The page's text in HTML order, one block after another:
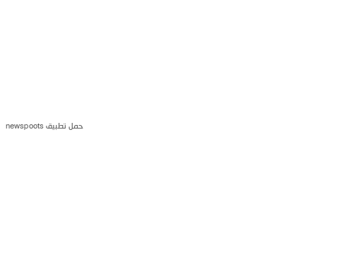
حمل تطبيق newspoots